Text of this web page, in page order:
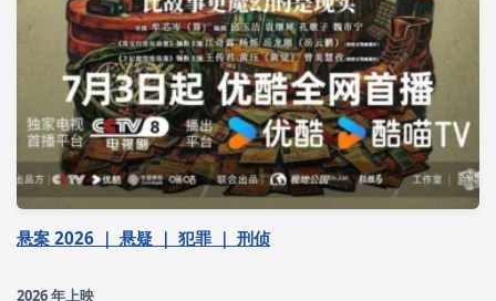
悬案 2026 ｜ 悬疑 ｜ 犯罪 ｜ 刑侦
2026 年上映